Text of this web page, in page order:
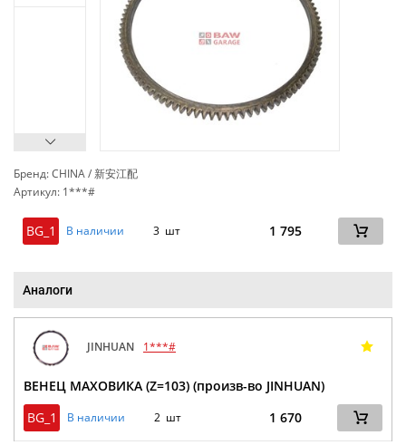
Бренд: CHINA / 新安江配
Артикул: 1***#
BG_1 В наличии 3 шт 1 795
Аналоги
JINHUAN 1***#
ВЕНЕЦ МАХОВИКА (Z=103) (произв-во JINHUAN)
BG_1
В наличии 2 шт 1 670